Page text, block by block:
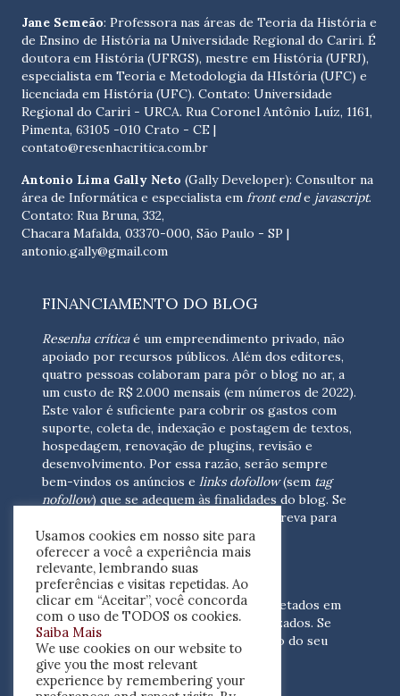
Jane Semeão: Professora nas áreas de Teoria da História e
de Ensino de História na Universidade Regional do Cariri. É
doutora em História (UFRGS), mestre em História (UFRJ),
especialista em Teoria e Metodologia da HIstória (UFC) e
licenciada em História (UFC). Contato: Universidade
Regional do Cariri - URCA. Rua Coronel Antônio Luíz, 1161,
Pimenta, 63105 -010 Crato - CE |
contato@resenhacritica.com.br
Antonio Lima Gally Neto (Gally Developer): Consultor na
área de Informática e especialista em front ende javascript.
Contato: Rua Bruna, 332,
Chacara Mafalda, 03370-000, São Paulo - SP |
antonio.gally@gmail.com
FINANCIAMENTO DO BLOG
Resenha críticaé um empreendimento privado, não
apoiado por recursos públicos. Além dos editores,
quatro pessoas colaboram para pôr o blog no ar, a
um custo de R$ 2.000 mensais (em números de 2022).
Este valor é suficiente para cobrir os gastos com
suporte, coleta de, indexação e postagem de textos,
hospedagem, renovação de plugins, revisão e
desenvolvimento. Por essa razão, serão sempre
bem-vindos os anúncios e links dofollow(sem tag
nofollow) que se adequem às finalidades do blog. Se
escreva para
nós(contato@resenhacritica.com.br)
FONTES E ACERVO
As resenhas, dossiês e sumários são coletados em
periódicos acadêmicos e sites especializados. Se
você tem interesse em divulgar o acervo do seu
periódico, escreva para nós
(contato@resenhacritica.com.br)
Usamos cookies em nosso site para
oferecer a você a experiência mais
relevante, lembrando suas
preferências e visitas repetidas. Ao
clicar em “Aceitar”, você concorda
com o uso de TODOS os cookies.
Saiba Mais
We use cookies on our website to
give you the most relevant
experience by remembering your